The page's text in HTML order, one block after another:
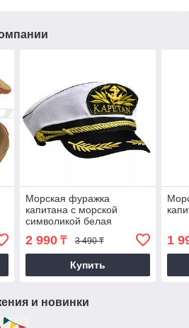
Морская фуражка
капитана с морской
символикой белая
2 990₸ 3 490 ₸
Купить
1
и новинки